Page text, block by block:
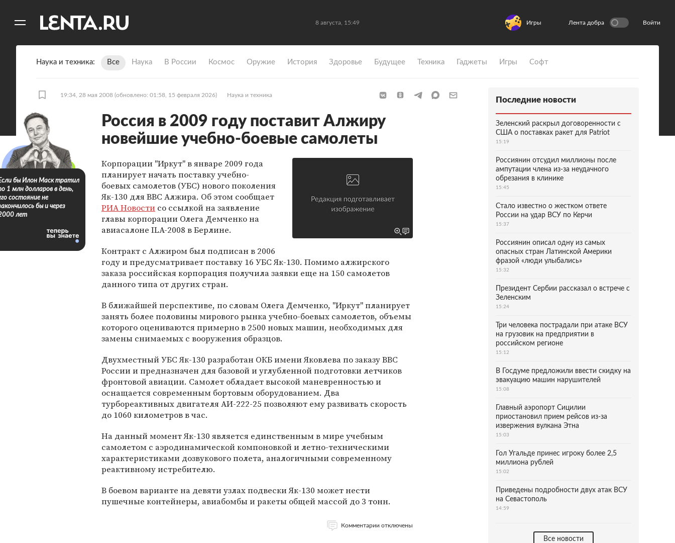
8 августа, 15:49 Игры Лента добра Войти
Наука и техника Все Наука В России Космос Оружие История Здоровье Будущее Техника Гаджеты Игры Софт
19:34, 28 мая 2008 (обновлено: 01:58, 15 февраля 2026) Наука и техника
Россия в 2009 году поставит Алжиру
новейшие учебно-боевые самолеты
Корпорации "Иркут" в январе 2009 года
планирует начать поставку учебно-
боевых самолетов (УБС) нового поколения
Як-130 для ВВС Алжира. Об этом сообщает
РИА Новости со ссылкой на заявление
главы корпорации Олега Демченко на
авиасалоне ILA-2008 в Берлине.
Контракт с Алжиром был подписан в 2006
году и предусматривает поставку 16 УБС Як-130. Помимо алжирского
заказа российская корпорация получила заявки еще на 150 самолетов
данного типа от других стран.
В ближайшей перспективе, по словам Олега Демченко, "Иркут" планирует
занять более половины мирового рынка учебно-боевых самолетов, объемы
которого оцениваются примерно в 2500 новых машин, необходимых для
замены снимаемых с вооружения образцов.
Двухместный УБС Як-130 разработан ОКБ имени Яковлева по заказу ВВС
России и предназначен для базовой и углубленной подготовки летчиков
фронтовой авиации. Самолет обладает высокой маневренностью и
оснащается современным бортовым оборудованием. Два
турбореактивных двигателя АИ-222-25 позволяют ему развивать скорость
до 1060 километров в час.
На данный момент Як-130 является единственным в мире учебным
самолетом с аэродинамической компоновкой и летно-техническими
характеристиками дозвукового полета, аналогичными современному
реактивному истребителю.
В боевом варианте на девяти узлах подвески Як-130 может нести
пушечные контейнеры, авиабомбы и ракеты общей массой до 3 тонн.
Комментарии отключены
бы Илон Маск тратил
1 млн долларов в день,
состояние не
бы и через
лет
Последние новости
Зеленский раскрыл договоренности с
США о поставках ракет для Patriot
15:19
Россиянин отсудил миллионы после
ампутации члена из-за неудачного
обрезания в клинике
15:45
Стало известно о жестком ответе
России на удар ВСУ по Керчи
15:37
Россиянин описал одну из самых
опасных стран Латинской Америки
фразой «люди улыбались»
15:32
Президент Сербии рассказал о встрече с
Зеленским
15:24
Три человека пострадали при атаке ВСУ
на грузовик на предприятии в
российском регионе
15:12
В Госдуме предложили ввести скидку на
эвакуацию машин нарушителей
15:08
Главный аэропорт Сицилии
приостановил прием рейсов из-за
извержения вулкана Этна
15:03
Гол Угальде принес игроку более 2,5
миллиона рублей
15:02
Приведены подробности двух атак ВСУ
на Севастополь
14:59
Все новости